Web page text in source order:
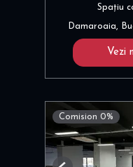
Spațiu
Damaroaia,
Vezi
Comision 0%